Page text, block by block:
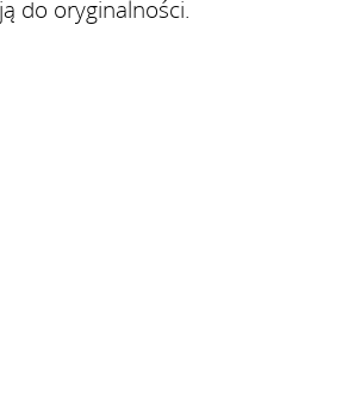
do oryginalności.